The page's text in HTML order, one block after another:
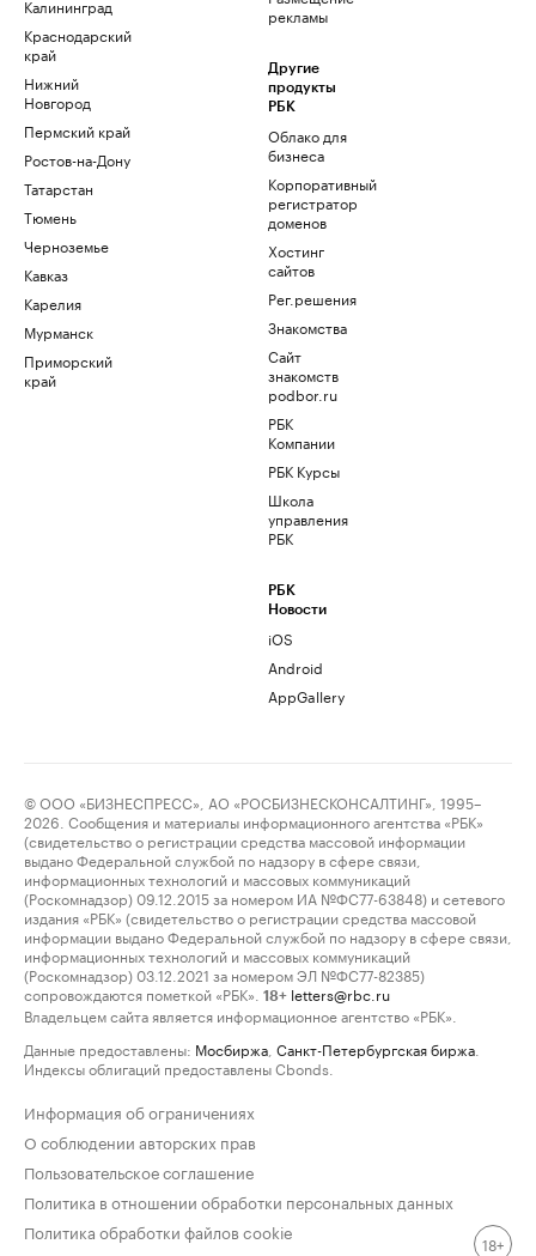
Калининград
Краснодарский
край
Нижний
Новгород
Пермский край
Ростов-на-Дону
Татарстан
Тюмень
Черноземье
Кавказ
Карелия
Мурманск
Приморский
край
рекламы
Другие
продукты
РБК
Облако для
бизнеса
Корпоративный
регистратор
доменов
Хостинг
сайтов
Рег.решения
Знакомства
Сайт
знакомств
podbor.ru
РБК
Компании
РБК Курсы
Школа
управления
РБК
РБК
Новости
iOS
Android
AppGallery
© ООО «БИЗНЕСПРЕСС», АО «РОСБИЗНЕСКОНСАЛТИНГ», 1995–
2026. Сообщения и материалы информационного агентства «РБК»
(свидетельство о регистрации средства массовой информации
выдано Федеральной службой по надзору в сфере связи,
информационных технологий и массовых коммуникаций
(Роскомнадзор) 09.12.2015 за номером ИА №ФС77-63848) и сетевого
издания «РБК» (свидетельство о регистрации средства массовой
информации выдано Федеральной службой по надзору в сфере связи,
информационных технологий и массовых коммуникаций
(Роскомнадзор) 03.12.2021 за номером ЭЛ №ФС77-82385)
сопровождаются пометкой «РБК».
18+ letters@rbc.ru
Владельцем сайта является информационное агентство «РБК».
Данные предоставлены: Мосбиржа Санкт-Петербургская биржа
Индексы облигаций предоставлены Cbonds.
Информация об ограничениях
О соблюдении авторских прав
Пользовательское соглашение
Политика в отношении обработки персональных данных
Политика обработки файлов cookie
18+